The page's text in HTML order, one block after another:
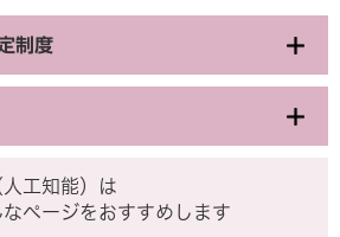
制度
工知能）は
なページをおすすめします